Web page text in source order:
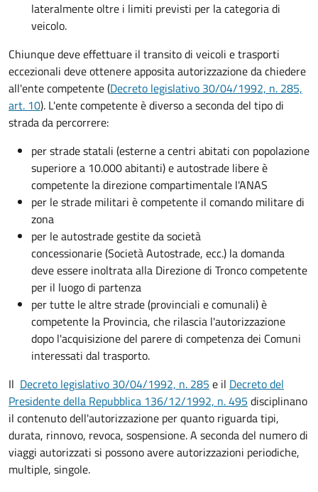
lateralmente oltre i limiti previsti per la categoria di
veicolo.
Chiunque deve effettuare il transito di veicoli e trasporti
eccezionali deve ottenere apposita autorizzazione da chiedere
all'ente competente (Decreto legislativo 30/04/1992, n. 285,
art. 10). L'ente competente è diverso a seconda del tipo di
strada da percorrere:
per strade statali (esterne a centri abitati con popolazione
superiore a 10.000 abitanti) e autostrade libere è
competente la direzione compartimentale l'ANAS
per le strade militari è competente il comando militare di
zona
per le autostrade gestite da società
concessionarie (Società Autostrade, ecc.) la domanda
deve essere inoltrata alla Direzione di Tronco competente
per il luogo di partenza
per tutte le altre strade (provinciali e comunali) è
competente la Provincia, che rilascia l'autorizzazione
dopo l'acquisizione del parere di competenza dei Comuni
interessati dal trasporto.
Il Decreto legislativo 30/04/1992, n. 285 e il Decreto del
Presidente della Repubblica 136/12/1992, n. 495 disciplinano
il contenuto dell'autorizzazione per quanto riguarda tipi,
durata, rinnovo, revoca, sospensione. A seconda del numero di
viaggi autorizzati si possono avere autorizzazioni periodiche,
multiple, singole.